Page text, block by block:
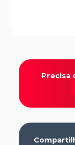
Precisa